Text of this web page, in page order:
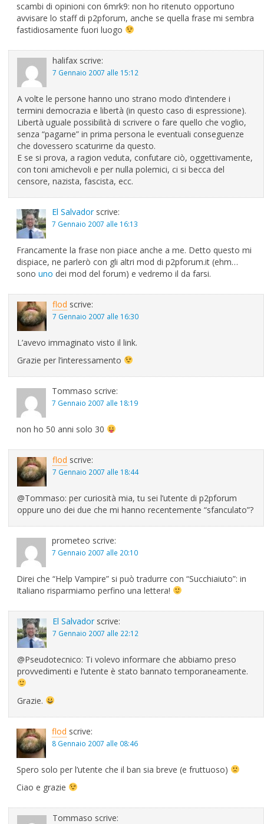
scambi di opinioni con 6mrk9: non ho ritenuto opportuno
avvisare lo staff di p2pforum, anche se quella frase mi sembra
fastidiosamente fuori luogo
halifax scrive:
7 Gennaio 2007 alle 15:12
A volte le persone hanno uno strano modo d’intendere i
termini democrazia e libertà (in questo caso di espressione).
Libertà uguale possibilità di scrivere o fare quello che voglio,
senza “pagarne” in prima persona le eventuali conseguenze
che dovessero scaturirne da questo.
E se si prova, a ragion veduta, confutare ciò, oggettivamente,
con toni amichevoli e per nulla polemici, ci si becca del
censore, nazista, fascista, ecc.
El Salvadorscrive:
7 Gennaio 2007 alle 16:13
Francamente la frase non piace anche a me. Detto questo mi
dispiace, ne parlerò con gli altri mod di p2pforum.it (ehm…
sono uno dei mod del forum) e vedremo il da farsi.
flod scrive:
7 Gennaio 2007 alle 16:30
L’avevo immaginato visto il link.
Grazie per l’interessamento
Tommaso scrive:
7 Gennaio 2007 alle 18:19
non ho 50 anni solo 30
flod scrive:
7 Gennaio 2007 alle 18:44
@Tommaso: per curiosità mia, tu sei l’utente di p2pforum
oppure uno dei due che mi hanno recentemente “sfanculato”?
prometeo scrive:
7 Gennaio 2007 alle 20:10
Direi che “Help Vampire” si può tradurre con “Succhiaiuto”: in
Italiano risparmiamo perfino una lettera!
El Salvador scrive:
7 Gennaio 2007 alle 22:12
@Pseudotecnico: Ti volevo informare che abbiamo preso
provvedimenti e l’utente è stato bannato temporaneamente.
Grazie.
flod scrive:
8 Gennaio 2007 alle 08:46
Spero solo per l’utente che il ban sia breve (e fruttuoso)
Ciao e grazie
Tommaso scrive: